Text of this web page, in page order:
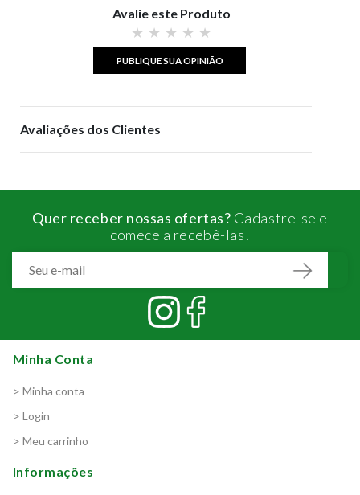
Avalie este Produto
PUBLIQUE SUA OPINIÃO
Avaliações dos Clientes
Quer receber nossas ofertas? Cadastre-se e
comece a recebê-las!
Minha Conta
> Minha conta
> Login
> Meu carrinho
Informações